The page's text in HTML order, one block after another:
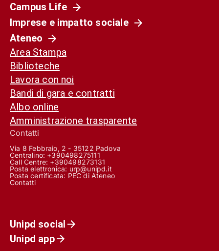
Campus Life
Imprese e impatto sociale
Ateneo
Area Stampa
Biblioteche
Lavora con noi
Bandi di gara e contratti
Albo online
Amministrazione trasparente
Contatti
Via 8 Febbraio, 2 - 35122 Padova
Centralino: +390498275111
Call Centre: +390498273131
Posta elettronica: urp@unipd.it
Posta certificata: PEC di Ateneo
Contatti
Unipd social
Unipd app